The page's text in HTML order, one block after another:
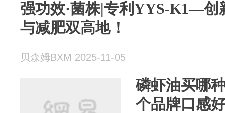
强功效·菌株|专利YYS-K1—创
与减肥双高地！
贝森姆BXM 2025-11-05
磷虾油买哪
个品牌口感